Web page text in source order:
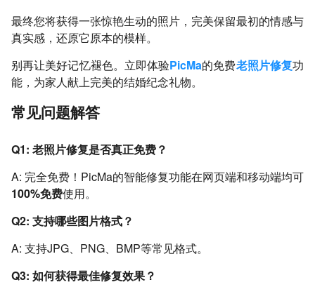
最终您将获得一张惊艳生动的照片，完美保留最初的情感与
真实感，还原它原本的模样。
别再让美好记忆褪色。立即体验PicMa的免费老照片修复功
能，为家人献上完美的结婚纪念礼物。
常见问题解答
Q1: 老照片修复是否真正免费？
A: 完全免费！PicMa的智能修复功能在网页端和移动端均可
100%免费使用。
Q2: 支持哪些图片格式？
A: 支持JPG、PNG、BMP等常见格式。
Q3: 如何获得最佳修复效果？